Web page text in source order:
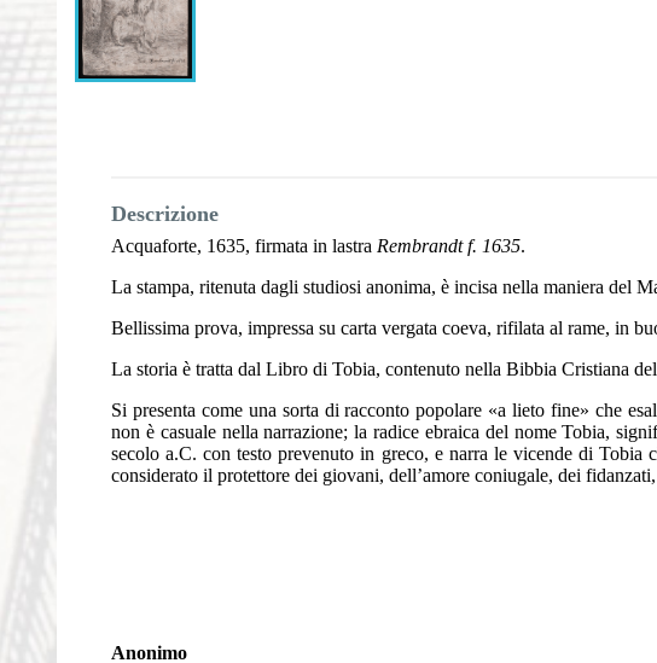
Descrizione
Acquaforte, 1635, firmata in lastra Rembrandt f. 1635.
La stampa, ritenuta dagli studiosi anonima, è incisa nella maniera del
Bellissima prova, impressa su carta vergata coeva, rifilata al rame, in
La storia è tratta dal Libro di Tobia, contenuto nella Bibbia Cristiana
Si presenta come una sorta di racconto popolare «a lieto fine» che
non è casuale nella narrazione; la radice ebraica del nome Tobia,
secolo a.C. con testo prevenuto in greco, e narra le vicende di
considerato il protettore dei giovani, dell’amore coniugale, dei
Anonimo